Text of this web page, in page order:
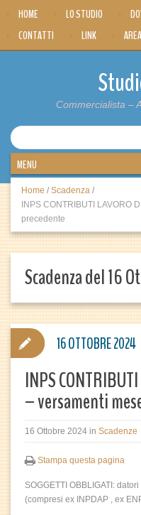
HOME LO STUDIO
CONTATTI
LINK
Commercialista –
Home / Scadenza /
INPS CONTRIBUTI LAVORO
precedente
Scadenza del 16
INPS
– versamenti
16 Ottobre 2024 in Scadenze
Stampa questa pagina
SOGGETTI OBBLIGATI:
(compresi ex INPDAP , ex
16 OTTOBRE 2024